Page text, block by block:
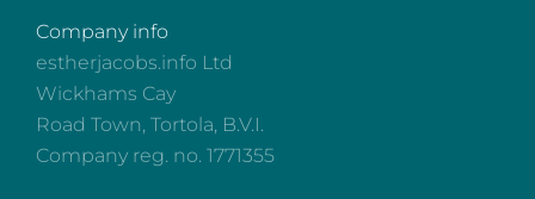
Company info
estherjacobs.info Ltd
Wickhams Cay
Road Town, Tortola, B.V.I.
Company reg. no. 1771355